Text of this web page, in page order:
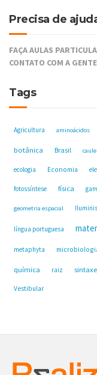
Precisa de
FAÇA AULAS
CONTATO COM A
Tags
Agricultura aminoácidos
botânica Brasil caule
ecologia Economia
fotossíntese física
geometria espacial
língua portuguesa
metaphyta
química raiz sintaxe
Vestibular